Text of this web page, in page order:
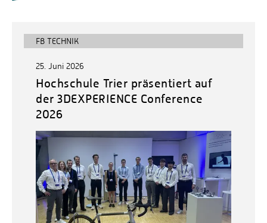
FB TECHNIK
25. Juni 2026
Hochschule Trier präsentiert auf
der 3DEXPERIENCE Conference
2026